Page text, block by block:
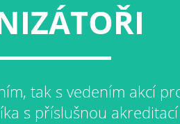
tak s vedením akcí
s příslušnou